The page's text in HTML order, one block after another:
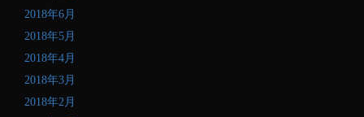
2018年6月
2018年5月
2018年4月
2018年3月
2018年2月